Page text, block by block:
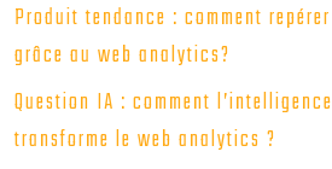
Produit tendance : comment
grâce au web analytics?
Question IA : comment
transforme le web analytics ?